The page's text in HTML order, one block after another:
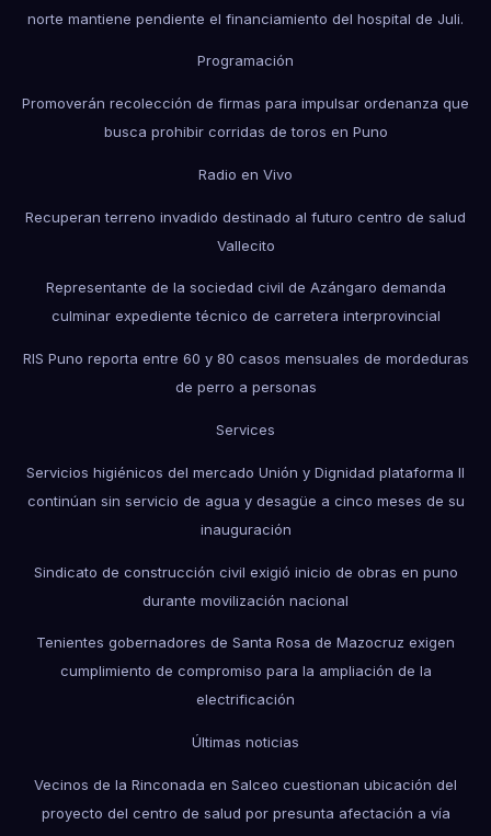
norte mantiene pendiente el financiamiento del hospital de Juli.
Programación
Promoverán recolección de firmas para impulsar ordenanza que
busca prohibir corridas de toros en Puno
Radio en Vivo
Recuperan terreno invadido destinado al futuro centro de salud
Vallecito
Representante de la sociedad civil de Azángaro demanda
culminar expediente técnico de carretera interprovincial
RIS Puno reporta entre 60 y 80 casos mensuales de mordeduras
de perro a personas
Services
Servicios higiénicos del mercado Unión y Dignidad plataforma II
continúan sin servicio de agua y desagüe a cinco meses de su
inauguración
Sindicato de construcción civil exigió inicio de obras en puno
durante movilización nacional
Tenientes gobernadores de Santa Rosa de Mazocruz exigen
cumplimiento de compromiso para la ampliación de la
electrificación
Últimas noticias
Vecinos de la Rinconada en Salceo cuestionan ubicación del
proyecto del centro de salud por presunta afectación a vía